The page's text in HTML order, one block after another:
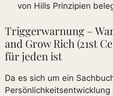
von Hills Prinzipien
Triggerwarnung –
and Grow Rich (21st
für jeden ist
Da es sich um ein